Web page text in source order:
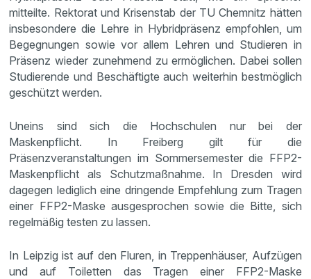
mitteilte. Rektorat und Krisenstab der TU Chemnitz hätten
insbesondere die Lehre in Hybridpräsenz empfohlen, um
Begegnungen sowie vor allem Lehren und Studieren in
Präsenz wieder zunehmend zu ermöglichen. Dabei sollen
Studierende und Beschäftigte auch weiterhin bestmöglich
geschützt werden.
Uneins sind sich die Hochschulen nur bei der
Maskenpflicht. In Freiberg gilt für die
Präsenzveranstaltungen im Sommersemester die FFP2-
Maskenpflicht als Schutzmaßnahme. In Dresden wird
dagegen lediglich eine dringende Empfehlung zum Tragen
einer FFP2-Maske ausgesprochen sowie die Bitte, sich
regelmäßig testen zu lassen.
In Leipzig ist auf den Fluren, in Treppenhäuser, Aufzügen
und auf Toiletten das Tragen einer FFP2-Maske